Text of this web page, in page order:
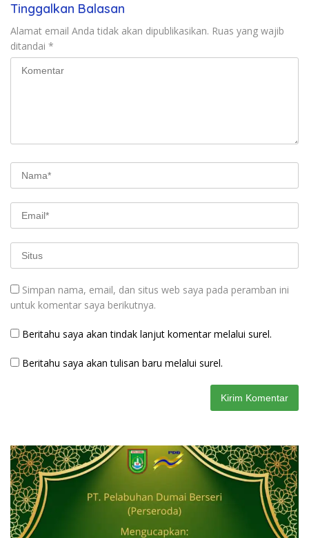
Tinggalkan Balasan
Alamat email Anda tidak akan dipublikasikan. Ruas yang wajib
ditandai *
Simpan nama, email, dan situs web saya pada peramban ini
untuk komentar saya berikutnya.
Beritahu saya akan tindak lanjut komentar melalui surel.
Beritahu saya akan tulisan baru melalui surel.